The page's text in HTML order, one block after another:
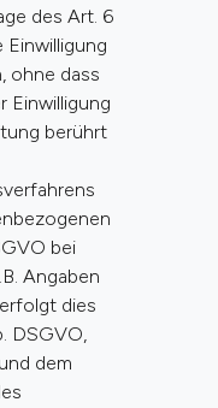
des Art. 6
Einwilligung
ohne dass
Einwilligung
berührt
bei
Angaben
dies
DSGVO,
dem